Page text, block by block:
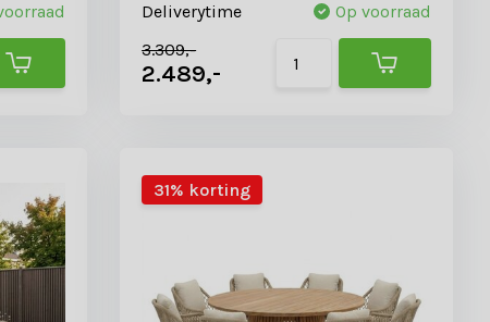
Deliverytime
Op voorraad
3.309,-
2.489,-
31% korting